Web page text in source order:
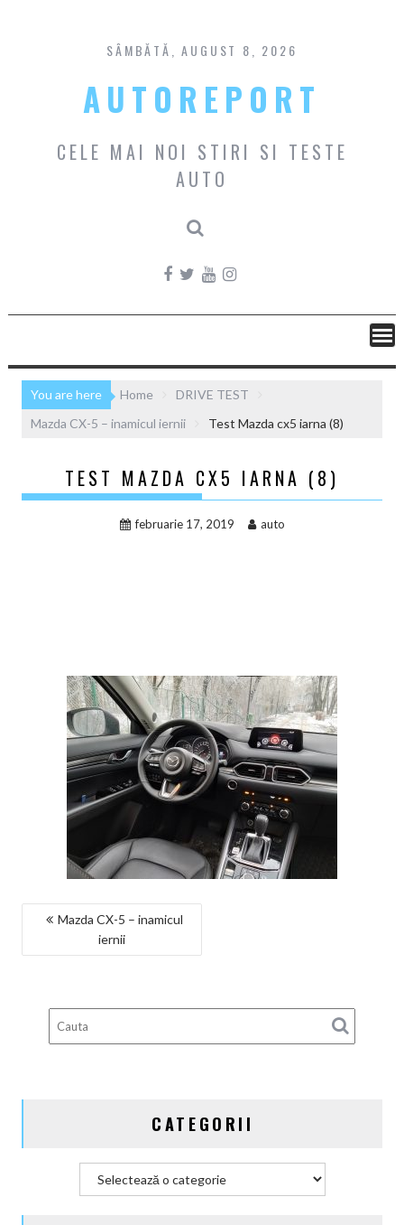
content
SÂMBĂTĂ, AUGUST 8, 2026
AUTOREPORT
CELE MAI NOI STIRI SI TESTE
AUTO
You are here Home
DRIVE TEST
Mazda CX-5 – inamicul iernii
Test Mazda cx5 iarna (8)
TEST MAZDA CX5 IARNA (8)
februarie 17, 2019 auto
NAVIGARE
Mazda CX-5 – inamicul
iernii
CATEGORII